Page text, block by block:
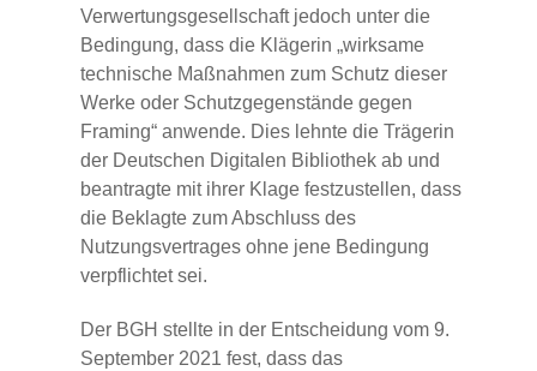
Verwertungsgesellschaft jedoch unter die
Bedingung, dass die Klägerin „wirksame
technische Maßnahmen zum Schutz dieser
Werke oder Schutzgegenstände gegen
Framing“ anwende. Dies lehnte die Trägerin
der Deutschen Digitalen Bibliothek ab und
beantragte mit ihrer Klage festzustellen, dass
die Beklagte zum Abschluss des
Nutzungsvertrages ohne jene Bedingung
verpflichtet sei.
Der BGH stellte in der Entscheidung vom 9.
September 2021 fest, dass das